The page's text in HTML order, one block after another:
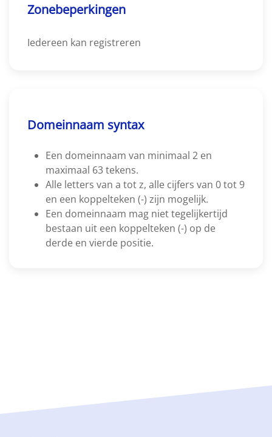
Zonebeperkingen
Iedereen kan registreren
Domeinnaam syntax
Een domeinnaam van minimaal 2 en
maximaal 63 tekens.
Alle letters van a tot z, alle cijfers van 0 tot 9
en een koppelteken (-) zijn mogelijk.
Een domeinnaam mag niet tegelijkertijd
bestaan uit een koppelteken (-) op de
derde en vierde positie.